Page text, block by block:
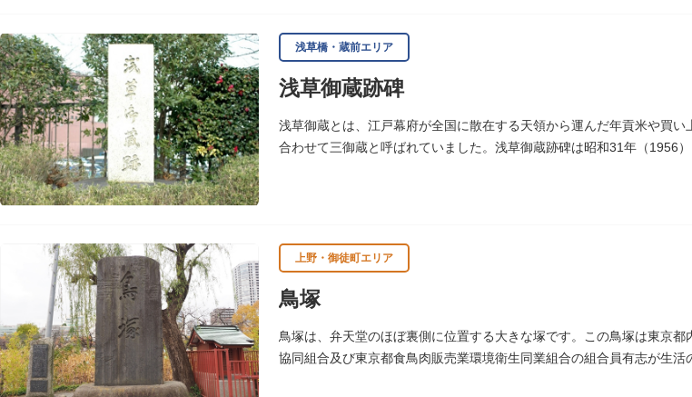
浅草橋・蔵前エリア
浅草御蔵跡碑
浅草御蔵とは、江戸幕府が全国に散在する天領から運んだ年貢米や買
合わせて三御蔵と呼ばれていました。浅草御蔵跡碑は昭和31年（1956
上野・御徒町エリア
鳥塚
鳥塚は、弁天堂のほぼ裏側に位置する大きな塚です。この鳥塚は東京
協同組合及び東京都食鳥肉販売業環境衛生同業組合の組合員有志が生